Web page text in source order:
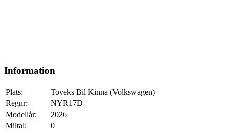
Information
Plats:
Toveks Bil Kinna (Volkswagen)
Regnr:
NYR17D
Modellår:
2026
Miltal:
0